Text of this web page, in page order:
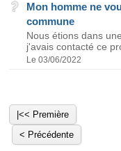
Mon homme ne
commune
Nous étions dans
j'avais contacté ce
Le 03/06/2022
|<< Première
< Précédente